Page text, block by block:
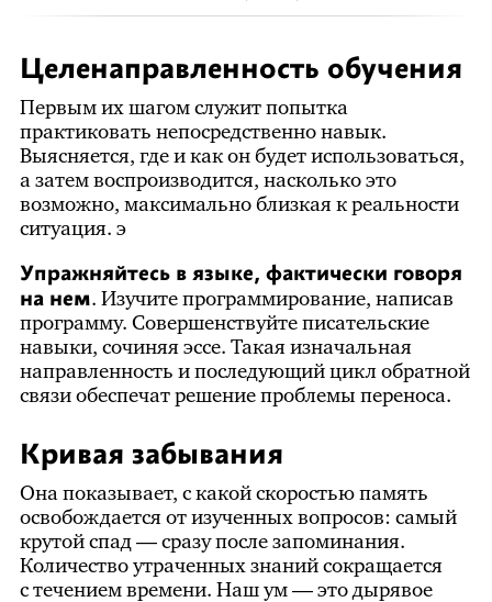
Целенаправленность обучения
Первым их шагом служит попытка
практиковать непосредственно навык.
Выясняется, где и как он будет использоваться,
а затем воспроизводится, насколько это
возможно, максимально близкая к реальности
ситуация. э
Упражняйтесь в языке, фактически говоря
на нем. Изучите программирование, написав
программу. Совершенствуйте писательские
навыки, сочиняя эссе. Такая изначальная
направленность и последующий цикл обратной
связи обеспечат решение проблемы переноса.
Кривая забывания
Она показывает, с какой скоростью память
освобождается от изученных вопросов: самый
крутой спад — сразу после запоминания.
Количество утраченных знаний сокращается
с течением времени. Наш ум — это дырявое